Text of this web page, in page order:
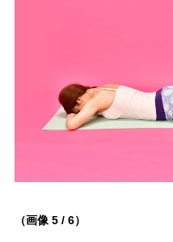
（画像 5 / 6）